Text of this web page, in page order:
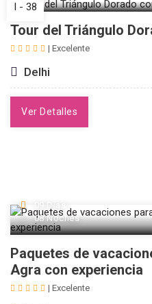
I - 38
Tour del Triángulo
| Excelente
Delhi
Ver Detalles
09 Días
08 Noches
Paquetes de
Agra con experiencia
| Excelente